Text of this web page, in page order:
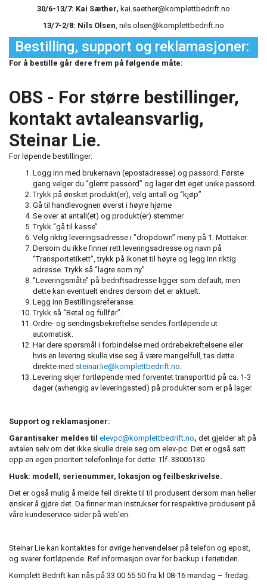
30/6-13/7: Kai Sæther, kai.saether@komplettbedrift.no
13/7-2/8: Nils Olsen, nils.olsen@komplettbedrift.no
Bestilling, support og reklamasjoner:
For å bestille går dere frem på følgende måte:
OBS - For større bestillinger,
kontakt avtaleansvarlig,
Steinar Lie.
For løpende bestillinger:
Logg inn med brukernavn (epostadresse) og passord. Første
gang velger du ‘’glemt passord’’ og lager ditt eget unike passord.
Trykk på ønsket produkt(er), velg antall og ‘’kjøp’’
Gå til handlevognen øverst i høyre hjørne
Se over at antall(et) og produkt(er) stemmer
Trykk ‘’gå til kasse’’
Velg riktig leveringsadresse i ‘’dropdown’’ meny på 1. Mottaker.
Dersom du ikke finner rett leveringsadresse og navn på
‘’Transportetikett’’, trykk på ikonet til høyre og legg inn riktig
adresse. Trykk så ‘’lagre som ny’’
‘’Leveringsmåte’’ på bedriftsadresse ligger som default, men
dette kan eventuelt endres dersom det er aktuelt.
Legg inn Bestillingsreferanse.
Trykk så ‘’Betal og fullfør’’.
Ordre- og sendingsbekreftelse sendes fortløpende ut
automatisk.
Har dere spørsmål i forbindelse med ordrebekreftelsene eller
hvis en levering skulle vise seg å være mangelfull, tas dette
direkte med steinar.lie@komplettbedrift.no.
Levering skjer fortløpende med forventet transporttid på ca. 1-3
dager (avhengig av leveringssted) på produkter som er på lager.
Support og reklamasjoner:
Garantisaker meldes til elevpc@komplettbedrift.no, det gjelder alt på
avtalen selv om det ikke skulle dreie seg om elev-pc. Det er også satt
opp en egen prioritert telefonlinje for dette: Tlf. 33005130
Husk: modell, serienummer, lokasjon og feilbeskrivelse.
Det er også mulig å melde feil direkte til til produsent dersom man heller
ønsker å gjøre det. Da finner man instrukser for respektive produsent på
våre kundeservice-sider på web'en.
Steinar Lie kan kontaktes for øvrige henvendelser på telefon og epost,
og svarer fortløpende. Ref informasjon over for backup i ferietiden.
Komplett Bedrift kan nås på 33 00 55 50 fra kl 08-16 mandag – fredag.